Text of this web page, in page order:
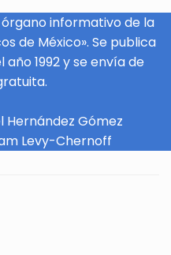
órgano informativo de la
de México». Se publica
1992 y se envía de
Hernández Gómez
Levy-Chernoff